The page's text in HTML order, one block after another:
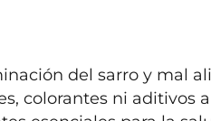
del sarro y mal
colorantes ni aditivos